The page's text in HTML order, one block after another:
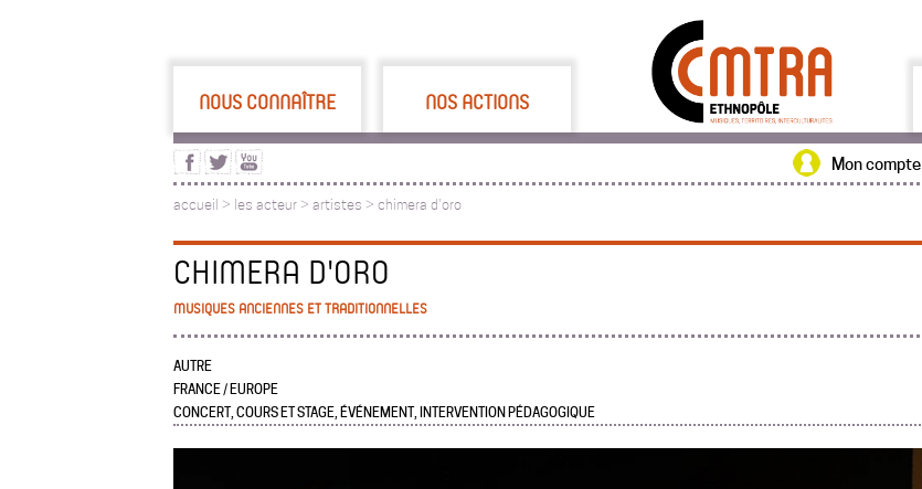
NOUS CONNAÎTRE NOS ACTIONS
Mon compte
accueil > les acteur > artistes > chimera d'oro
CHIMERA D'ORO
MUSIQUES ANCIENNES ET TRADITIONNELLES
AUTRE
FRANCE / EUROPE
CONCERT, COURS ET STAGE, ÉVÉNEMENT, INTERVENTION PÉDAGOGIQUE